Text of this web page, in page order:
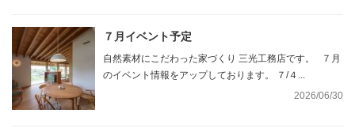
７月イベント予定
自然素材にこだわった家づくり 三光工務店です。 ７月
のイベント情報をアップしております。 ７/４...
2026/06/30